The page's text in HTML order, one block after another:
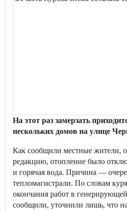
На этот раз замерзать
нескольких домов на улице
Как сообщили местные жители,
редакцию, отопление было
и горячая вода. Причина —
тепломагистрали. По словам
окончания работ в
сообщили, уточнили лишь, что